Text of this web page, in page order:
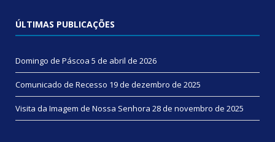
ÚLTIMAS PUBLICAÇÕES
Domingo de Páscoa 5 de abril de 2026
Comunicado de Recesso 19 de dezembro de 2025
Visita da Imagem de Nossa Senhora 28 de novembro de 2025